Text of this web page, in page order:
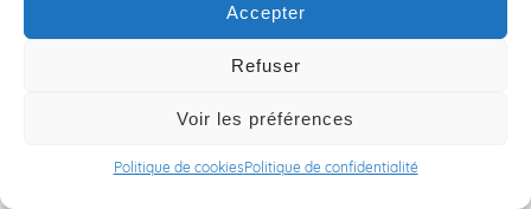
Accepter
Refuser
Voir les préférences
Politique de cookiesPolitique de confidentialité
✨🌍 Une expérience humaine inoubliable partagée
par Thomas lors de son aventure au Kenya ! ✨🌍
📢 BREAKING NEWS : ACALY NORD se lance sur les